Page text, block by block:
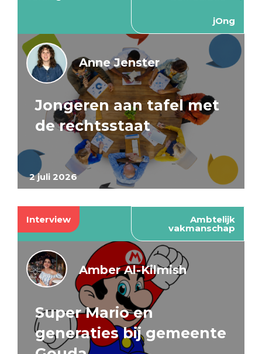
jOng
2 juli 2026
Anne Jenster
Jongeren aan tafel met
de rechtsstaat
Interview Ambtelijk
vakmanschap
Amber Al-Kilmish
Super Mario en
generaties bij gemeente